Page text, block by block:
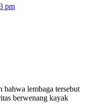
pm
bahwa lembaga tersebut
berwenang kayak